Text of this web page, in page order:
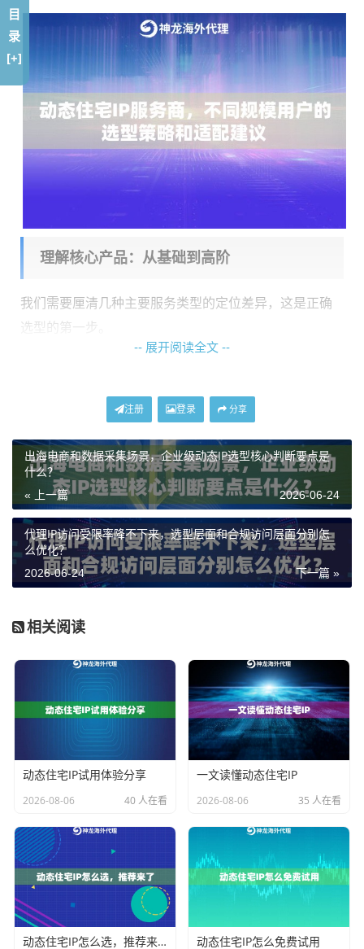
理解核心产品：从基础到高阶
我们需要厘清几种主要服务类型的定位差异，这是正确
选型的第一步。
的国家、州、城市级定位，IP会话时长可在1-120分钟间
的灵活性与成本，适合那些对IP有质量要求，但尚未达
到企业级资源消耗规模的日常业务。
企业级动态住宅IP：在全面型基础上进行了全面升级。
覆盖全球200多个国家地区，每日提供海量去重IP资源，
确保纯净度。其会话时长策略（3-30分钟）更适配企业
复杂的多任务、高并发节奏。它面向的是需要广泛地域
模化运营的基石。
不限量代理IP：这是一个资源导向型方案。用户在套餐
期内拥有一个专属的动态住宅IP池，不限制使用的IP数量
和流量消耗，并享有超高带宽。它彻底解决了用量焦
长期、高频、大流量的持
续性业务
设计。
动态长效ISP住宅代理：此服务强调“长效”与“稳定”。IP基
于全球本地ISP宽带网络，单IP支持长期在线，减少频繁
更换带来的波动。它同时具备全球覆盖、不限流量、支
持高并发等特性，特别适合 需要稳定持久网络会话、进
行长周期任务
的业务环境。
选型策略：对号入座，找到你的最佳拍档
-- 展开阅读全文 --
注册 登录 分享
出海电商和数据采集场景，企业级动态IP选型核心判断要点是
什么？
« 上一篇 2026-06-24
代理IP访问受限率降不下来，选型层面和合规访问层面分别怎
么优化？
下一篇 »
2026-06-24
相关阅读
动态住宅IP试用体验分享
2026-08-06 40 人在看
一文读懂动态住宅IP
2026-08-06 35 人在看
动态住宅IP怎么选，推荐来了 动态住宅IP怎么免费试用
目
录
[+]